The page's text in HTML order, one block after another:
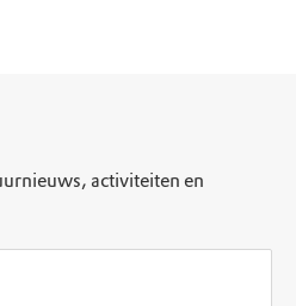
activiteiten en